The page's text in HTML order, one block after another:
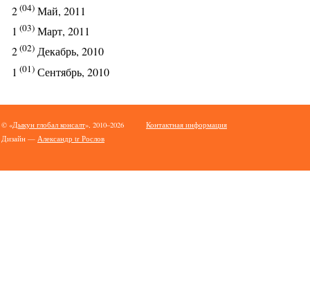
2(04) Май, 2011
1 (03) Март, 2011
2(02) Декабрь, 2010
1 (01) Сентябрь, 2010
© «Дыкун глобал консалт», 2010–2026
Дизайн — Александр tr Рослов
Контактная информация